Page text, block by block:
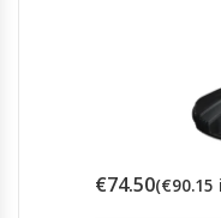
€74.50(€90.15